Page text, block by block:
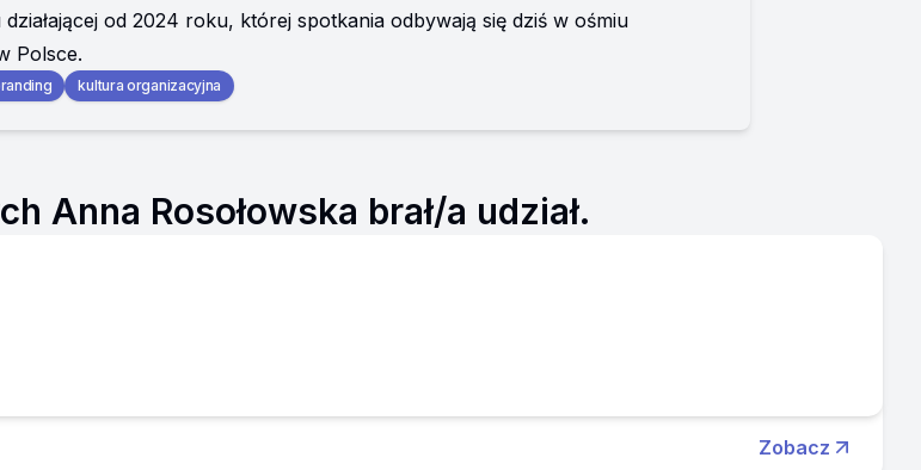
działającej od 2024 roku, której spotkania odbywają się dziś w ośmiu
Polsce.
kultura organizacyjna
Anna Rosołowska brał/a udział.
Zobacz